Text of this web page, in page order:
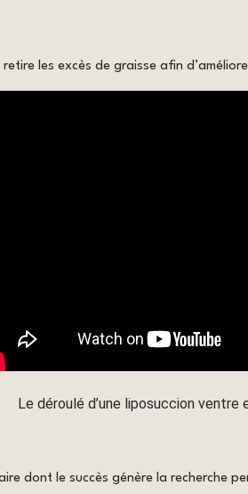
les excès de graisse afin
Le déroulé d’une liposuccion ventre
dont le succès génère la recherche